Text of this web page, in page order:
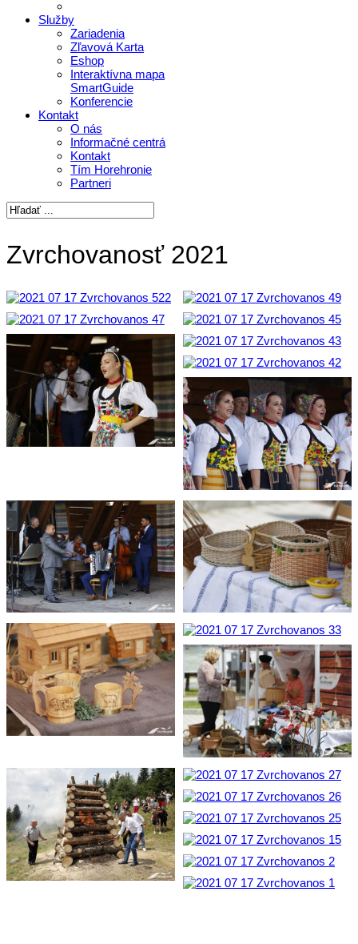
Služby
Zariadenia
Zľavová Karta
Eshop
Interaktívna mapa
SmartGuide
Konferencie
Kontakt
O nás
Informačné centrá
Kontakt
Tím Horehronie
Partneri
Zvrchovanosť 2021